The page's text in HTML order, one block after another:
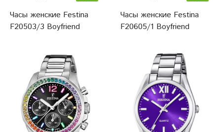
Часы женские Festina
F20503/3 Boyfriend
Часы женские Festina
F20605/1 Boyfriend